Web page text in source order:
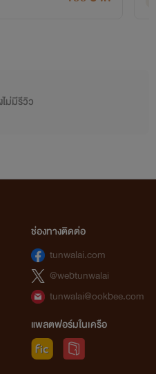
ไม่มีรีวิว
ช่องทางติดต่อ
tunwalai.com
@webtunwalai
tunwalai@ookbee.com
แพลตฟอร์มในเครือ